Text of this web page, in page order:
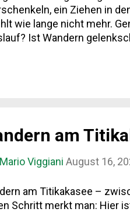
ein Ziehen in
wie lange nicht mehr.
Ist Wandern
verbreiteter Mythos:
am
Mario Viggiani August 16,
am Titikakasee –
Schritt merkt man: Hier